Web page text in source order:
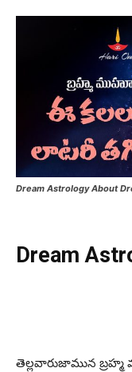
Dream Astrology About
Dream
తెల్లవారుజామున